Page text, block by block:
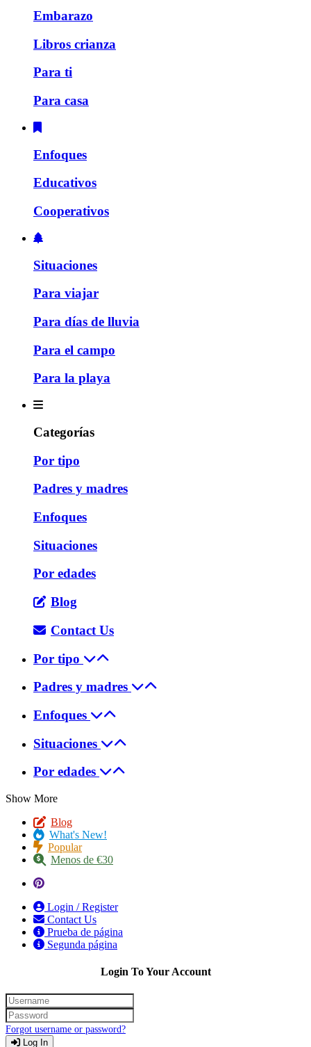
Embarazo
Libros crianza
Para ti
Para casa
Enfoques
Educativos
Cooperativos
Situaciones
Para viajar
Para días de lluvia
Para el campo
Para la playa
Categorías
Por tipo
Padres y madres
Enfoques
Situaciones
Por edades
Blog
Contact Us
Por tipo
Padres y madres
Enfoques
Situaciones
Por edades
Show More
Blog
What's New!
Popular
Menos de €30
Login / Register
Contact Us
Prueba de página
Segunda página
Login To Your Account
Forgot username or password?
Log In